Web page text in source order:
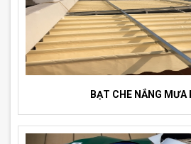
BẠT CHE NẮNG MƯA